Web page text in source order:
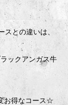
との違いは、
ックアンガス牛
お得なコース☆